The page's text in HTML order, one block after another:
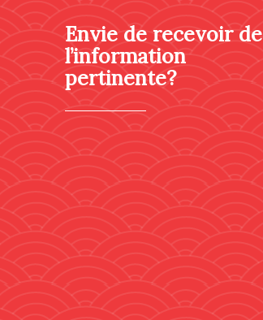
Envie de recevoir de
l’information
pertinente?